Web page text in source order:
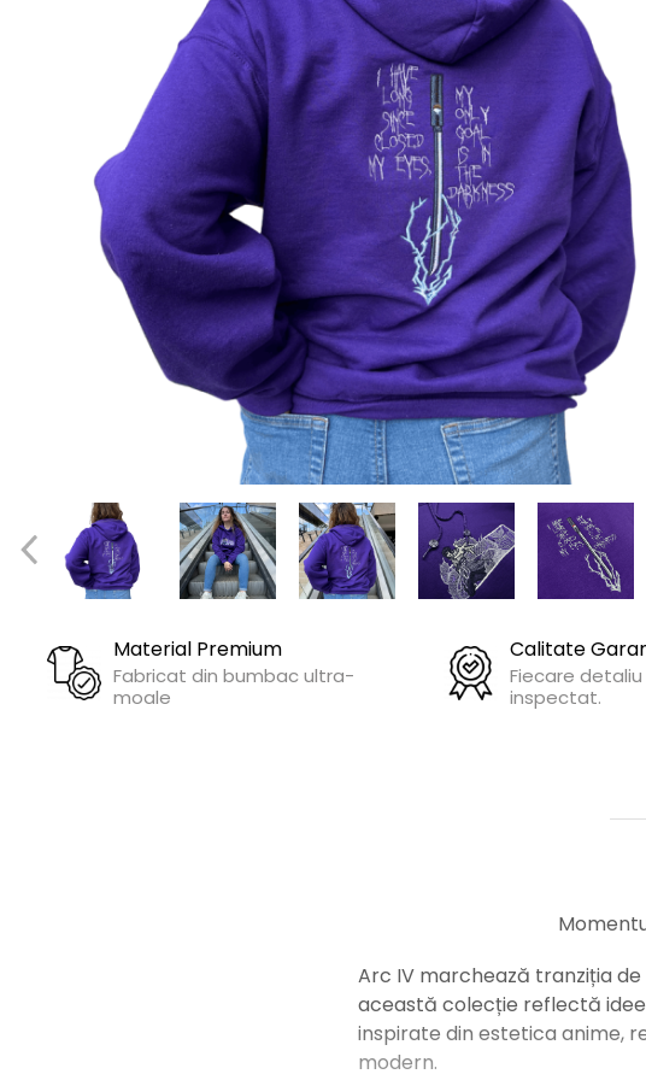
Darling in the Franxx
DemonSlayer
DragonBall
Evangelion
Fire Force
Haikyuu
HunterXHunter
JoJo's Bizarre Adventure
Jujutsu Kaisen
OnePiece
OnePunchMan
Pokemon
Spy x Family
Tokyo Revengers
Material Premium
Fabricat din bumbac ultra-
moale
Calitate
Fiecare
inspectat.
Arc IV marchează tranziția
această colecție reflectă
inspirate din estetica anime,
modern.